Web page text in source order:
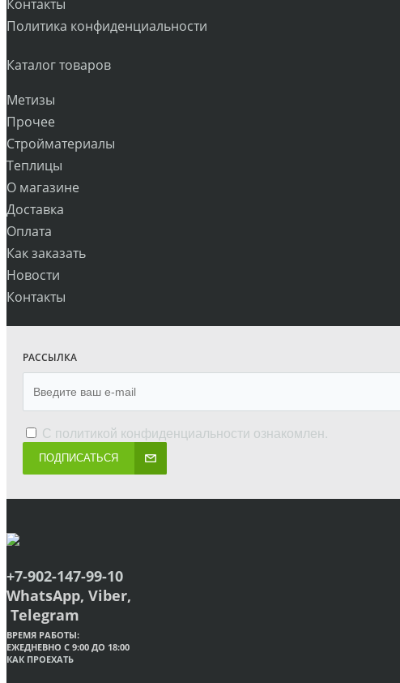
Контакты
Политика конфиденциальности
Каталог товаров
Метизы
Прочее
Стройматериалы
Теплицы
О магазине
Доставка
Оплата
Как заказать
Новости
Контакты
РАССЫЛКА
С политикой конфиденциальности ознакомлен.
ПОДПИСАТЬСЯ
+7-902-147-99-10
WhatsApp, Viber,
Telegram
ВРЕМЯ РАБОТЫ:
ЕЖЕДНЕВНО С 9:00 ДО 18:00
КАК ПРОЕХАТЬ